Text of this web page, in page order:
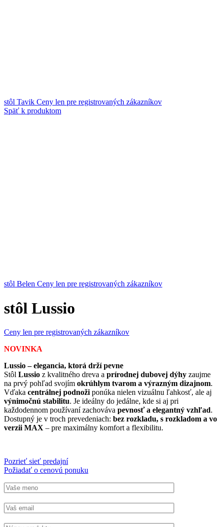
stôl Tavik Ceny len pre registrovaných zákazníkov
Späť k produktom
stôl Belen Ceny len pre registrovaných zákazníkov
stôl Lussio
Ceny len pre registrovaných zákazníkov
NOVINKA
Lussio – elegancia, ktorá drží pevne
Stôl Lussio z kvalitného dreva a prírodnej dubovej dýhy zaujme
na prvý pohľad svojím okrúhlym tvarom a výrazným dizajnom.
Vďaka centrálnej podnoži ponúka nielen vizuálnu ľahkosť, ale aj
výnimočnú stabilitu. Je ideálny do jedálne, kde si aj pri
každodennom používaní zachováva pevnosť a elegantný vzhľad.
Dostupný je v troch prevedeniach: bez rozkladu, s rozkladom a vo
verzii MAX – pre maximálny komfort a flexibilitu.
Pozrieť sieť predajní
Požiadať o cenovú ponuku